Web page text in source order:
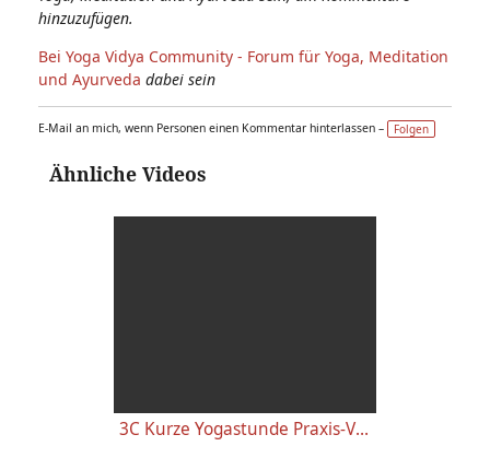
hinzuzufügen.
Bei Yoga Vidya Community - Forum für Yoga, Meditation
und Ayurveda dabei sein
E-Mail an mich, wenn Personen einen Kommentar hinterlassen – Folgen
Ähnliche Videos
3C Kurze Yogastunde Praxis-Video 3. Woche Yoga Vidya Anfängerkurs